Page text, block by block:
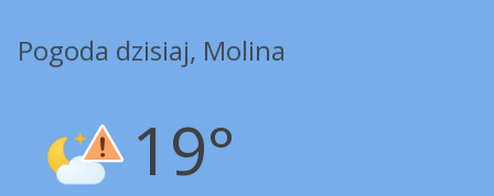
Pogoda dzisiaj, Molina
19°